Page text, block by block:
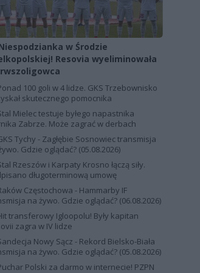
w Środzie
Resovia wyeliminowała
100 goli w 4 lidze. GKS Trzebownisko
skutecznego pomocnika
Mielec testuje byłego napastnika
Zabrze. Może zagrać w derbach
Tychy - Zagłębie Sosnowiec transmisja
Gdzie oglądać? (05.08.2026)
Rzeszów i Karpaty Krosno łączą siły.
długoterminową umowę
Częstochowa - Hammarby IF
na żywo. Gdzie oglądać? (06.08.2026)
transferowy Igloopolu! Były kapitan
zagra w IV lidze
Nowy Sącz - Rekord Bielsko-Biała
na żywo. Gdzie oglądać? (05.08.2026)
Polski za darmo w internecie! PZPN